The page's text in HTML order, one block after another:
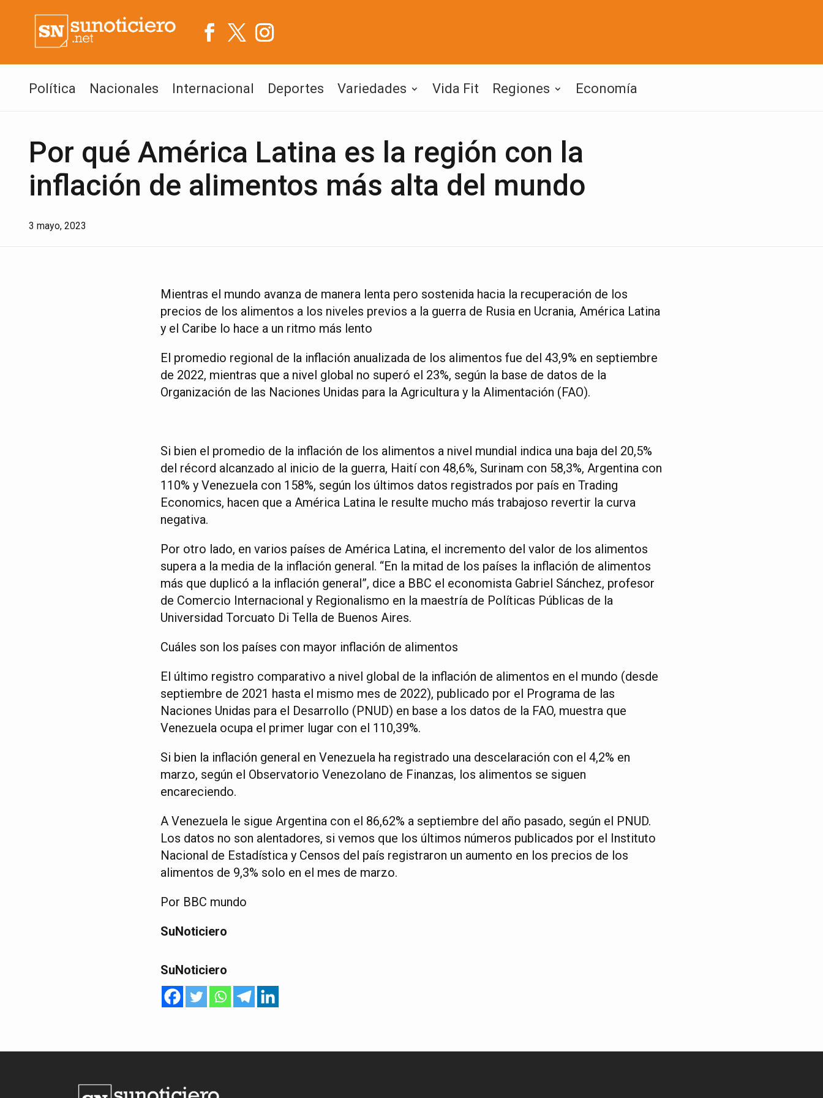
Política Nacionales Internacional Deportes Variedades Vida Fit Regiones Economía
Por qué América Latina es la región con la
inflación de alimentos más alta del mundo
3 mayo, 2023
Mientras el mundo avanza de manera lenta pero sostenida hacia la recuperación de los
precios de los alimentos a los niveles previos a la guerra de Rusia en Ucrania, América Latina
y el Caribe lo hace a un ritmo más lento
El promedio regional de la inflación anualizada de los alimentos fue del 43,9% en septiembre
de 2022, mientras que a nivel global no superó el 23%, según la base de datos de la
Organización de las Naciones Unidas para la Agricultura y la Alimentación (FAO).
Si bien el promedio de la inflación de los alimentos a nivel mundial indica una baja del 20,5%
del récord alcanzado al inicio de la guerra, Haití con 48,6%, Surinam con 58,3%, Argentina con
110% y Venezuela con 158%, según los últimos datos registrados por país en Trading
Economics, hacen que a América Latina le resulte mucho más trabajoso revertir la curva
negativa.
Por otro lado, en varios países de América Latina, el incremento del valor de los alimentos
supera a la media de la inflación general. “En la mitad de los países la inflación de alimentos
más que duplicó a la inflación general”, dice a BBC el economista Gabriel Sánchez, profesor
de Comercio Internacional y Regionalismo en la maestría de Políticas Públicas de la
Universidad Torcuato Di Tella de Buenos Aires.
Cuáles son los países con mayor inflación de alimentos
El último registro comparativo a nivel global de la inflación de alimentos en el mundo (desde
septiembre de 2021 hasta el mismo mes de 2022), publicado por el Programa de las
Naciones Unidas para el Desarrollo (PNUD) en base a los datos de la FAO, muestra que
Venezuela ocupa el primer lugar con el 110,39%.
Si bien la inflación general en Venezuela ha registrado una descelaración con el 4,2% en
marzo, según el Observatorio Venezolano de Finanzas, los alimentos se siguen
encareciendo.
A Venezuela le sigue Argentina con el 86,62% a septiembre del año pasado, según el PNUD.
Los datos no son alentadores, si vemos que los últimos números publicados por el Instituto
Nacional de Estadística y Censos del país registraron un aumento en los precios de los
alimentos de 9,3% solo en el mes de marzo.
Por BBC mundo
SuNoticiero
SuNoticiero